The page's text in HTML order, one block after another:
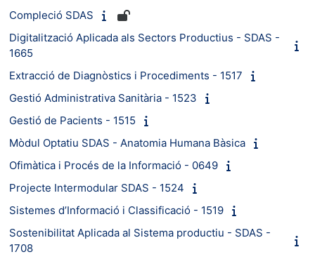
Compleció SDAS
Digitalització Aplicada als Sectors Productius - SDAS -
1665
Extracció de Diagnòstics i Procediments - 1517
Gestió Administrativa Sanitària - 1523
Gestió de Pacients - 1515
Mòdul Optatiu SDAS - Anatomia Humana Bàsica
Ofimàtica i Procés de la Informació - 0649
Projecte Intermodular SDAS - 1524
Sistemes d’Informació i Classificació - 1519
Sostenibilitat Aplicada al Sistema productiu - SDAS -
1708